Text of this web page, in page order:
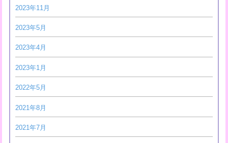
2023年11月
2023年5月
2023年4月
2023年1月
2022年5月
2021年8月
2021年7月